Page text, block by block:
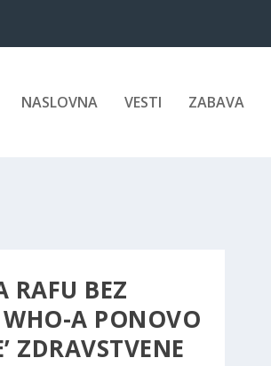
NASLOVNA VESTI ZABAVA
RAFU BEZ
WHO-A PONOVO
ZDRAVSTVENE